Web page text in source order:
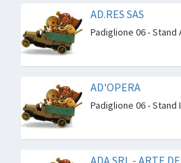
AD.RES SAS
Padiglione 06 - Stand
AD'OPERA
Padiglione 06 - Stand
ADA SRL - ARTE